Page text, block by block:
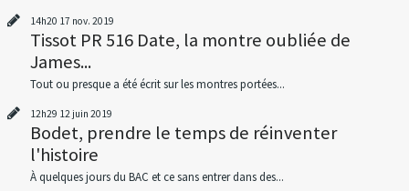
14h20 17 nov. 2019
Tissot PR 516 Date, la montre oubliée de
James...
Tout ou presque a été écrit sur les montres portées...
12h29 12 juin 2019
Bodet, prendre le temps de réinventer
l'histoire
À quelques jours du BAC et ce sans entrer dans des...